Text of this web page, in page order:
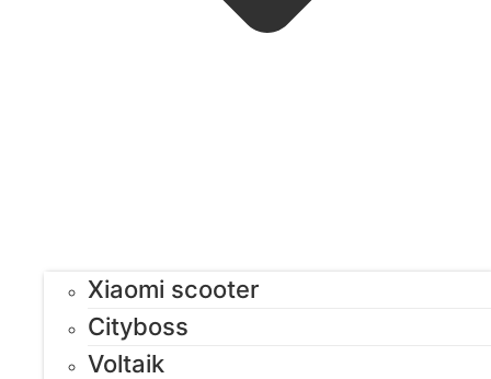
Xiaomi scooter
Cityboss
Voltaik